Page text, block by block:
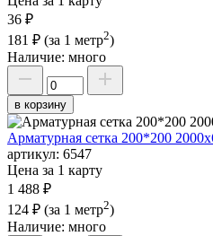
36 ₽
181 ₽ (за 1 метр2)
Наличие: много
в корзину
Арматурная сетка 200*200
артикул: 6547
Цена за 1 карту
1 488 ₽
124 ₽ (за 1 метр2)
Наличие: много